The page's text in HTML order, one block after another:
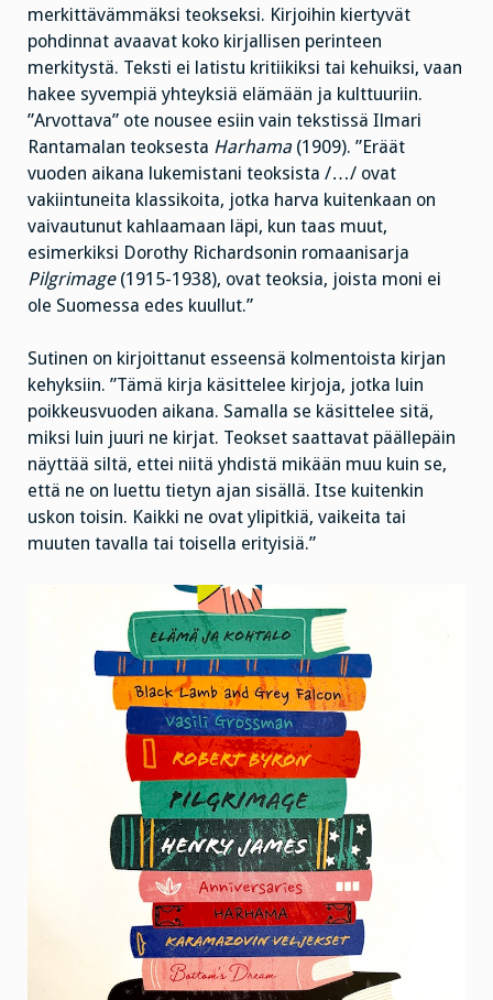
merkittävämmäksi teokseksi. Kirjoihin kiertyvät
pohdinnat avaavat koko kirjallisen perinteen
merkitystä. Teksti ei latistu kritiikiksi tai kehuiksi, vaan
hakee syvempiä yhteyksiä elämään ja kulttuuriin.
”Arvottava” ote nousee esiin vain tekstissä Ilmari
Rantamalan teoksesta Harhama (1909). ”Eräät
vuoden aikana lukemistani teoksista /…/ ovat
vakiintuneita klassikoita, jotka harva kuitenkaan on
vaivautunut kahlaamaan läpi, kun taas muut,
esimerkiksi Dorothy Richardsonin romaanisarja
Pilgrimage(1915-1938), ovat teoksia, joista moni ei
ole Suomessa edes kuullut.”
Sutinen on kirjoittanut esseensä kolmentoista kirjan
kehyksiin. ”Tämä kirja käsittelee kirjoja, jotka luin
poikkeusvuoden aikana. Samalla se käsittelee sitä,
miksi luin juuri ne kirjat. Teokset saattavat päällepäin
näyttää siltä, ettei niitä yhdistä mikään muu kuin se,
että ne on luettu tietyn ajan sisällä. Itse kuitenkin
uskon toisin. Kaikki ne ovat ylipitkiä, vaikeita tai
muuten tavalla tai toisella erityisiä.”